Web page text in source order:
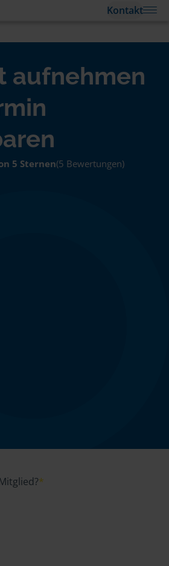
Kontakt
aufnehmen
5 Sternen(5 Bewertungen)
*